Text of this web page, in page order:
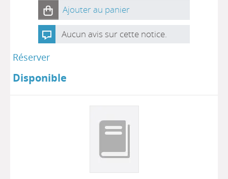
Ajouter au panier
Aucun avis sur cette notice.
Réserver
Disponible